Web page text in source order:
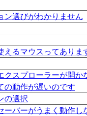
ン選びがわかりません
えるマウスってありま
クスプローラーが開か
の動作が遅いのです
の選択
ーバーがうまく動作し